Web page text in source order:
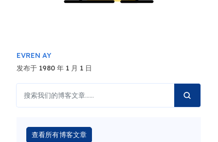
EVREN AY
发布于 1980 年 1 月 1 日
查看所有博客文章